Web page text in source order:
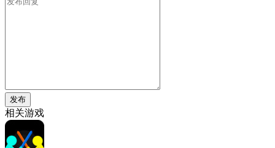
发布
相关游戏